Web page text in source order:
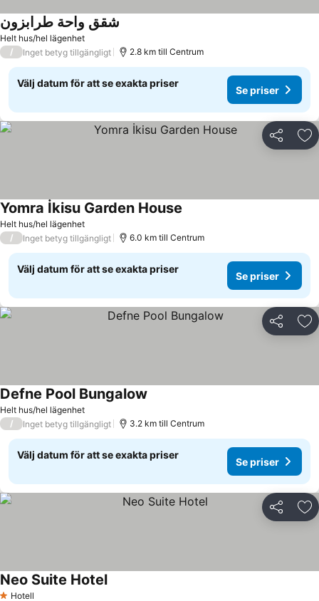
Helt hus/hel lägenhet
شقق واحة طرابزون
/ Inget betyg tillgängligt 2.8 km till Centrum
Välj datum för att se exakta priser
Se priser
Dela
Helt hus/hel lägenhet
Yomra İkisu Garden House
/ Inget betyg tillgängligt 6.0 km till Centrum
Välj datum för att se exakta priser
Se priser
Dela
Helt hus/hel lägenhet
Defne Pool Bungalow
/ Inget betyg tillgängligt 3.2 km till Centrum
Välj datum för att se exakta priser
Se priser
Dela
Hotell
Neo Suite Hotel